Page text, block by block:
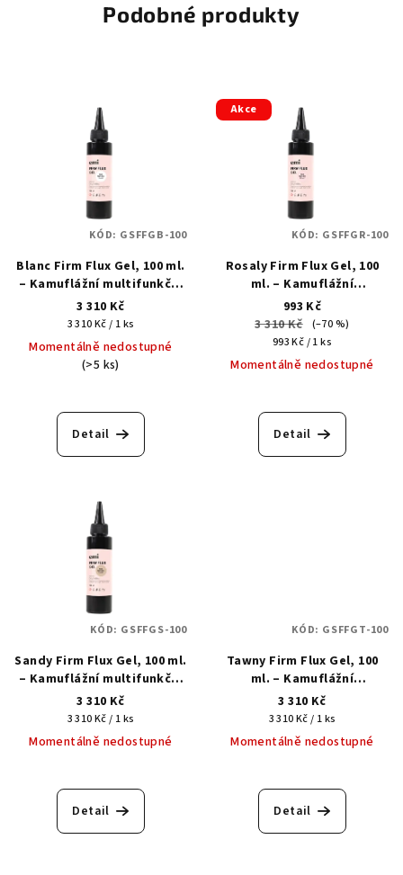
Podobné produkty
Blanc Firm Flux Gel, 100 ml.
– Kamuflážní multifunkční
tekutý akrylgel
3 310 Kč
Měrná
cena:
3 310 Kč / 1 ks
Momentálně nedostupné
(>5 ks)
Detail
KÓD: GSFFGB-100
Akce
Rosaly Firm Flux Gel, 100
ml. – Kamuflážní
multifunkční tekutý
akrylgel
993 Kč
3 310 Kč
(–70 %)
Měrná
cena:
993 Kč / 1 ks
Momentálně nedostupné
Detail
KÓD: GSFFGR-100
Sandy Firm Flux Gel, 100 ml.
– Kamuflážní multifunkční
tekutý akrylgel
3 310 Kč
Měrná
cena:
3 310 Kč / 1 ks
Momentálně nedostupné
Detail
KÓD: GSFFGS-100
Tawny Firm Flux Gel, 100
ml. – Kamuflážní
multifunkční tekutý
akrylgel
3 310 Kč
Měrná
cena:
3 310 Kč / 1 ks
Momentálně nedostupné
Detail
KÓD: GSFFGT-100